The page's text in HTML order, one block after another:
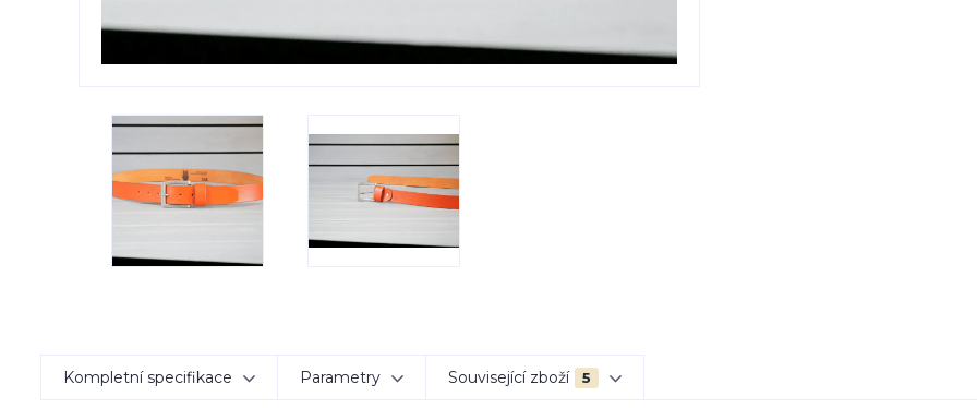
Kompletní specifikace Parametry Související zboží 5